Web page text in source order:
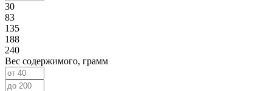
30
83
135
188
240
Вес содержимого, грамм